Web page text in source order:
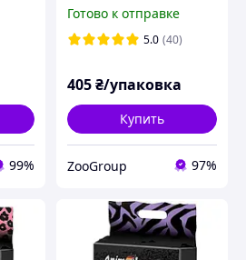
99%
ароматом лаванди
Готово к отправке
5.0 (40)
405₴/упаковка
Купить
ZooGroup 97%